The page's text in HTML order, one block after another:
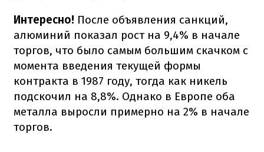
Интересно! После объявления санкций,
алюминий показал рост на 9,4% в начале
торгов, что было самым большим скачком с
момента введения текущей формы
контракта в 1987 году, тогда как никель
подскочил на 8,8%. Однако в Европе оба
металла выросли примерно на 2% в начале
торгов.